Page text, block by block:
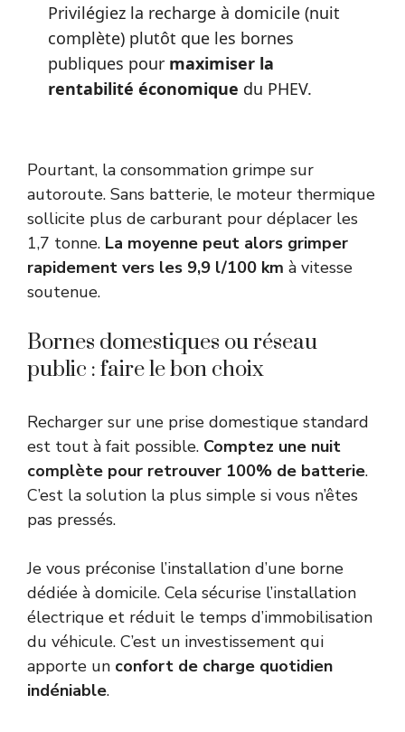
Privilégiez la recharge à domicile (nuit
complète) plutôt que les bornes
publiques pour maximiser la
rentabilité économique du PHEV.
Pourtant, la consommation grimpe sur
autoroute. Sans batterie, le moteur thermique
sollicite plus de carburant pour déplacer les
1,7 tonne. La moyenne peut alors grimper
rapidement vers les 9,9 l/100 km à vitesse
soutenue.
Bornes domestiques ou réseau
public : faire le bon choix
Recharger sur une prise domestique standard
est tout à fait possible. Comptez une nuit
complète pour retrouver 100% de batterie.
C’est la solution la plus simple si vous n’êtes
pas pressés.
Je vous préconise l’installation d’une borne
dédiée à domicile. Cela sécurise l’installation
électrique et réduit le temps d’immobilisation
du véhicule. C’est un investissement qui
apporte un confort de charge quotidien
indéniable.